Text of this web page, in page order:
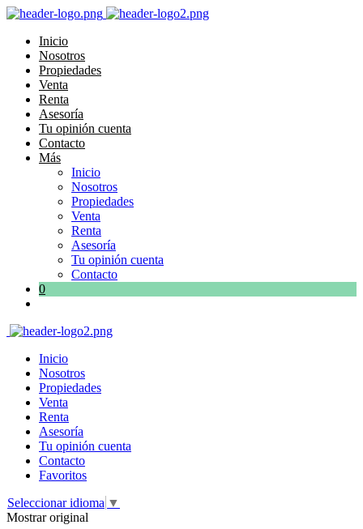
Inicio
Nosotros
Propiedades
Venta
Renta
Asesoría
Tu opinión cuenta
Contacto
Más
Inicio
Nosotros
Propiedades
Venta
Renta
Asesoría
Tu opinión cuenta
Contacto
0
Inicio
Nosotros
Propiedades
Venta
Renta
Asesoría
Tu opinión cuenta
Contacto
Favoritos
Seleccionar idioma ▼
Mostrar original